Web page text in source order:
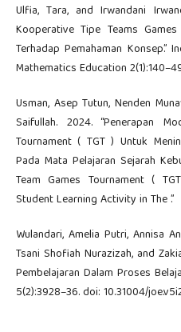
Ulfia, Tara, and Irwandani
Kooperative Tipe Teams
Terhadap Pemahaman Konsep.”
Mathematics Education
Usman, Asep Tutun, Nenden
Saifullah. 2024. “Penerapan
Tournament ( TGT ) Untuk
Pada Mata Pelajaran Sejarah
Team Games Tournament (
Student Learning Activity in The .”
Wulandari, Amelia Putri, Annisa
Tsani Shofiah Nurazizah, and
Pembelajaran Dalam Proses
5(2):3928–36. doi: 10.31004/